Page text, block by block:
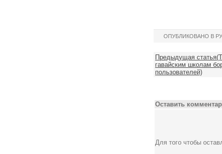
ОПУБЛИКОВАНО В
Предыдущая
гавайским школам
пользователей)
Оставить
Для того чтобы